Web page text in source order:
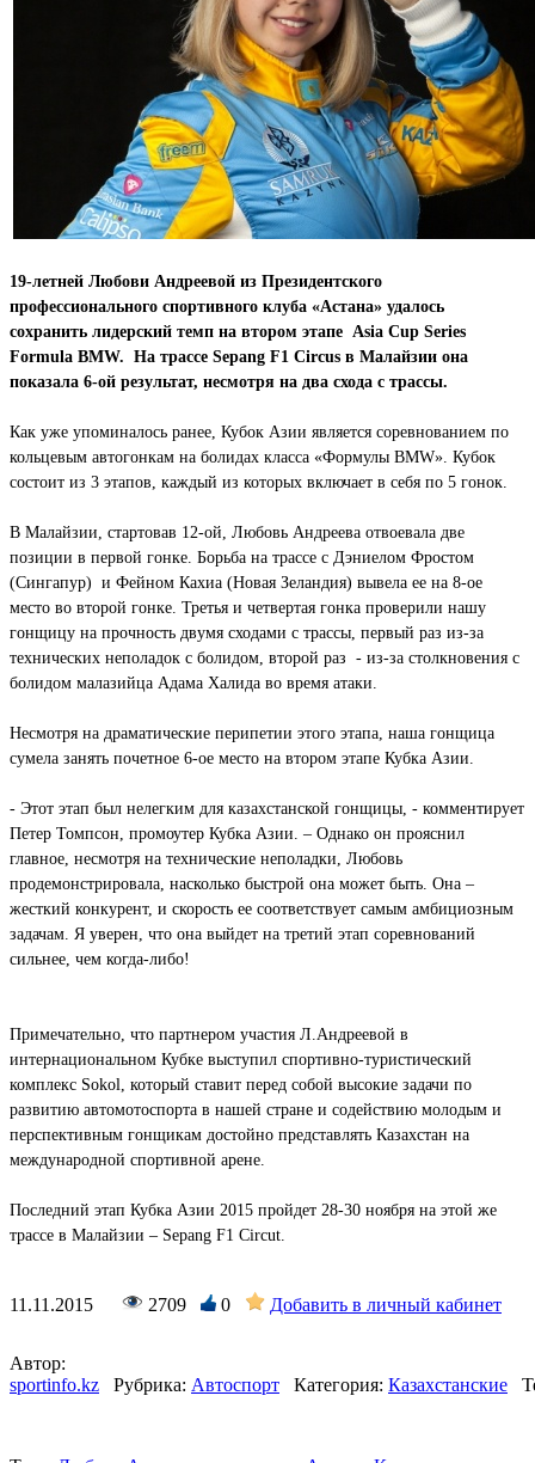
19-летней Любови Андреевой из Президентского
профессионального спортивного клуба «Астана» удалось
сохранить лидерский темп на втором этапе Asia Cup Series
Formula BMW. На трассе Sepang F1 Circus в Малайзии она
показала 6-ой результат, несмотря на два схода с трассы.
Как уже упоминалось ранее, Кубок Азии является соревнованием по
кольцевым автогонкам на болидах класса «Формулы BMW». Кубок
состоит из 3 этапов, каждый из которых включает в себя по 5 гонок.
В Малайзии, стартовав 12-ой, Любовь Андреева отвоевала две
позиции в первой гонке. Борьба на трассе с Дэниелом Фростом
(Сингапур) и Фейном Кахиа (Новая Зеландия) вывела ее на 8-ое
место во второй гонке. Третья и четвертая гонка проверили нашу
гонщицу на прочность двумя сходами с трассы, первый раз из-за
технических неполадок с болидом, второй раз - из-за столкновения с
болидом малазийца Адама Халида во время атаки.
Несмотря на драматические перипетии этого этапа, наша гонщица
сумела занять почетное 6-ое место на втором этапе Кубка Азии.
- Этот этап был нелегким для казахстанской гонщицы, - комментирует
Петер Томпсон, промоутер Кубка Азии. – Однако он прояснил
главное, несмотря на технические неполадки, Любовь
продемонстрировала, насколько быстрой она может быть. Она –
жесткий конкурент, и скорость ее соответствует самым амбициозным
задачам. Я уверен, что она выйдет на третий этап соревнований
сильнее, чем когда-либо!
Примечательно, что партнером участия Л.Андреевой в
интернациональном Кубке выступил спортивно-туристический
комплекс Sokol, который ставит перед собой высокие задачи по
развитию автомотоспорта в нашей стране и содействию молодым и
перспективным гонщикам достойно представлять Казахстан на
международной спортивной арене.
Последний этап Кубка Азии 2015 пройдет 28-30 ноября на этой же
трассе в Малайзии – Sepang F1 Circut.
11.11.2015 2709 0 Добавить в личный кабинет
Автор:
sportinfo.kz
Рубрика: Автоспорт Категория: Казахстанские